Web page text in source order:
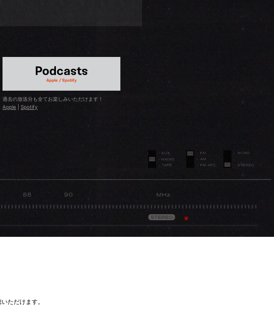
すが、その分人と会って
わらないと思いますし、
ロックやハーモニカで演
習を始めました。＜
BOYなら間違いなか
過去の放送分も全てお楽しみいただけます！
Apple
Spotify
ただけます。